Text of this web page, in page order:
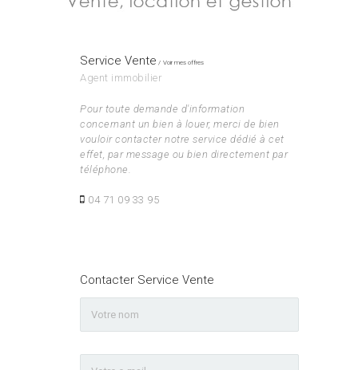
Service Vente Voir mes offres
Agent immobilier
Pour toute demande d'information
concernant un bien à louer, merci de bien
vouloir contacter notre service dédié à cet
effet, par message ou bien directement par
téléphone.
04 71 09 33 95
Contacter Service Vente